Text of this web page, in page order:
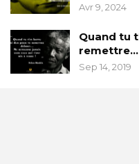
Avr 9, 2024
Quand tu
remettre…
Sep 14, 2019